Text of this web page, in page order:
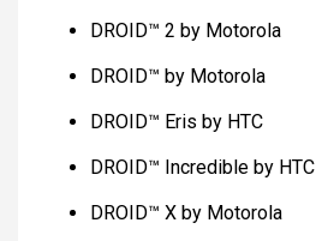
DROID™ 2 by Motorola
DROID™ by Motorola
DROID™ Eris by HTC
DROID™ Incredible by HTC
DROID™ X by Motorola